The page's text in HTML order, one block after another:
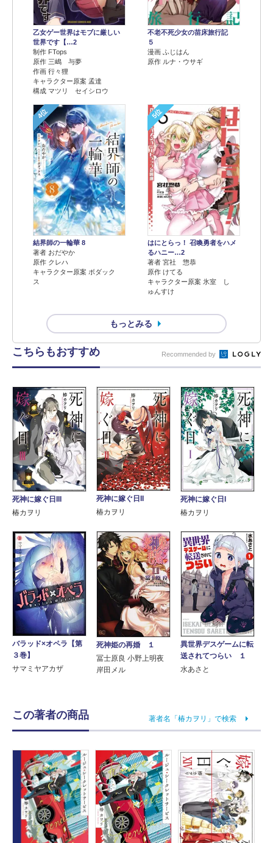
乙女ゲー世界はモブに厳しい
世界です【…2
制作 FTops
原作 三嶋 与夢
作画 行々狸
キャラクター原案 孟達
構成 マツリ セイシロウ
不老不死少女の苗床旅行記
５
漫画 ふじはん
原作 ルナ・ウサギ
4位
結界師の一輪華 8
著者 おだやか
原作 クレハ
キャラクター原案 ボダック
ス
5位
はにとらっ！ 召喚勇者をハメ
るハニー…2
著者 宮社 惣恭
原作 けてる
キャラクター原案 氷室 し
ゅんすけ
もっとみる
こちらもおすすめ Recommended by
死神に嫁ぐ日III
椿カヲリ
死神に嫁ぐ日II
椿カヲリ
死神に嫁ぐ日I
椿カヲリ
バラッド×オペラ【第
３巻】
サマミヤアカザ
死神姫の再婚 １
冨士原良 小野上明夜
岸田メル
異世界デスゲームに転
送されてつらい １
水あさと
この著者の商品 著者名「椿カヲリ」で検索